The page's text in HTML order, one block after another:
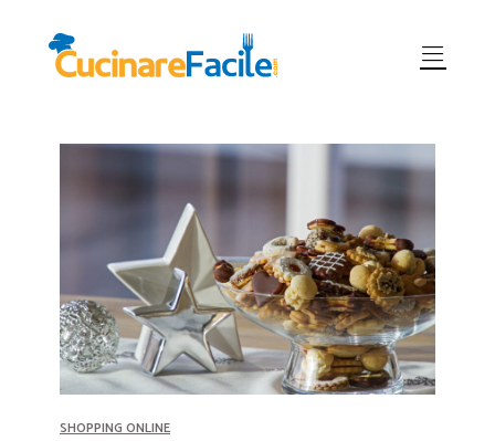
SHOPPING ONLINE